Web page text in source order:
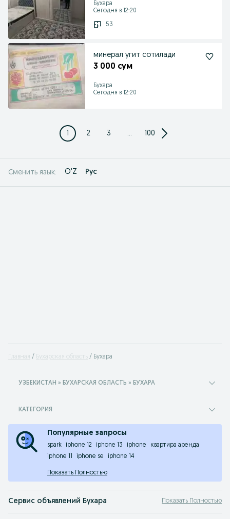
Бухара
Сегодня в 12:20
53
минерал угит сотилади
3 000 сум
Бухара
Сегодня в 12:20
1 2 3 ... 100
Сменить язык: O'Z Рус
Главная Бухарская область Бухара
УЗБЕКИСТАН » БУХАРСКАЯ ОБЛАСТЬ » БУХАРА
КАТЕГОРИЯ
Популярные запросы
spark iphone 12 iphone 13 iphone
квартира аренда
iphone 11
iphone se iphone 14
Показать Полностью
Сервис объявлений Бухара
Объявления в Бухара на OLX.uz, раньше Torg.uz - на нашей интернет-
Показать Полностью